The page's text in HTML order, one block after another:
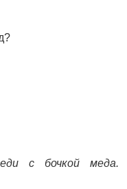
с бочкой меда.